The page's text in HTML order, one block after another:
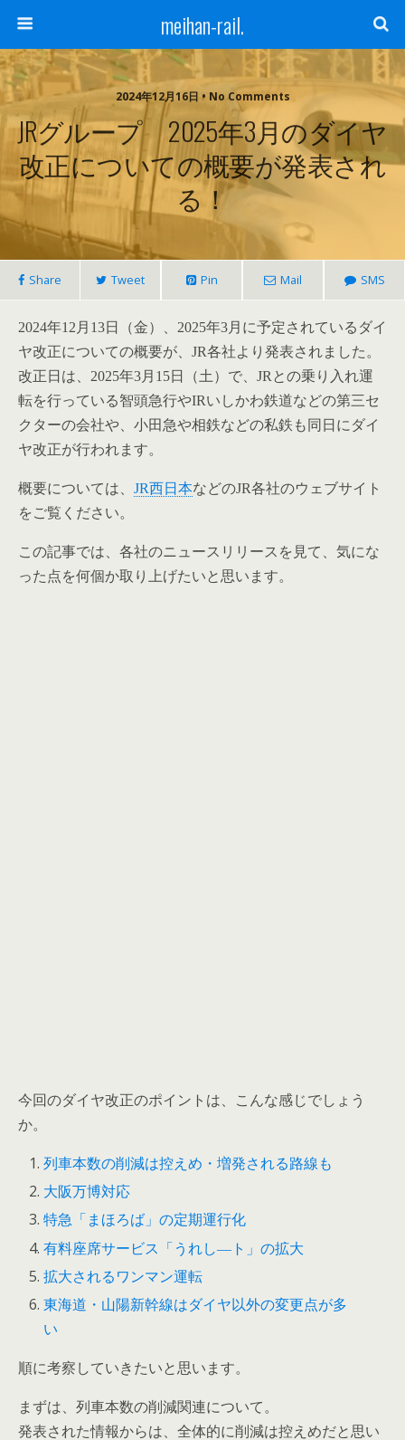
meihan-rail.
2024年12月16日 • No Comments
JRグループ 2025年3月のダイヤ
改正についての概要が発表され
る！
Share Tweet Pin Mail SMS
2024年12月13日（金）、2025年3月に予定されているダイ
ヤ改正についての概要が、JR各社より発表されました。
改正日は、2025年3月15日（土）で、JRとの乗り入れ運
転を行っている智頭急行やIRいしかわ鉄道などの第三セ
クターの会社や、小田急や相鉄などの私鉄も同日にダイ
ヤ改正が行われます。
概要については、 JR西日本などのJR各社のウェブサイト
をご覧ください。
この記事では、各社のニュースリリースを見て、気にな
った点を何個か取り上げたいと思います。
今回のダイヤ改正のポイントは、こんな感じでしょう
か。
列車本数の削減は控えめ・増発される路線も
大阪万博対応
特急「まほろば」の定期運行化
有料座席サービス「うれし―ト」の拡大
拡大されるワンマン運転
東海道・山陽新幹線はダイヤ以外の変更点が多
い
順に考察していきたいと思います。
まずは、列車本数の削減関連について。
発表された情報からは、全体的に削減は控えめだと思い